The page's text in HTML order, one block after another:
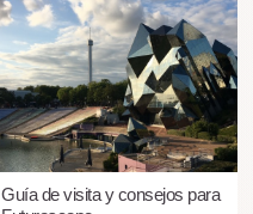
Guía de visita y consejos para